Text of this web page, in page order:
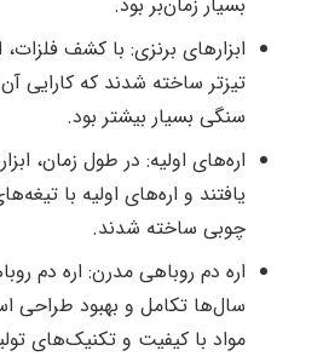
ابزارهای برنزی: با کشف فلزات،
تیزتر ساخته شدند که کارایی
سنگی بسیار بیشتر بود.
اره‌های اولیه: در طول زمان،
یافتند و اره‌های اولیه با
چوبی ساخته شدند.
اره دم روباهی مدرن: اره دم
سال‌ها تکامل و بهبود طراحی
مواد با کیفیت و تکنیک‌های